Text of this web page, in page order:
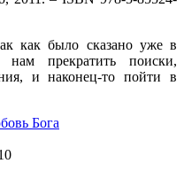
как было сказано уже в
прекратить поиски,
и наконец-то пойти в
Бога